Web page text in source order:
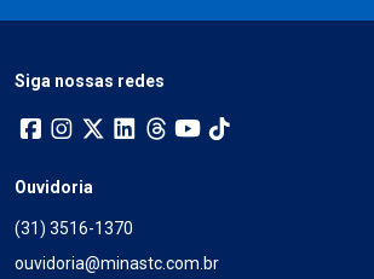
Siga nossas redes
Ouvidoria
(31) 3516-1370
ouvidoria@minastc.com.br